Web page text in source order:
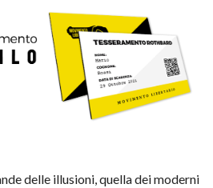
delle illusioni, quella dei moderni